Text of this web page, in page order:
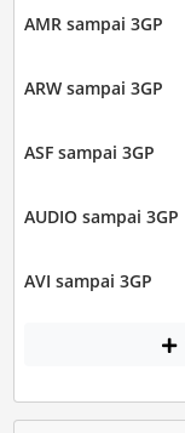
AMR sampai 3GP
ARW sampai 3GP
ASF sampai 3GP
AUDIO sampai 3GP
AVI sampai 3GP